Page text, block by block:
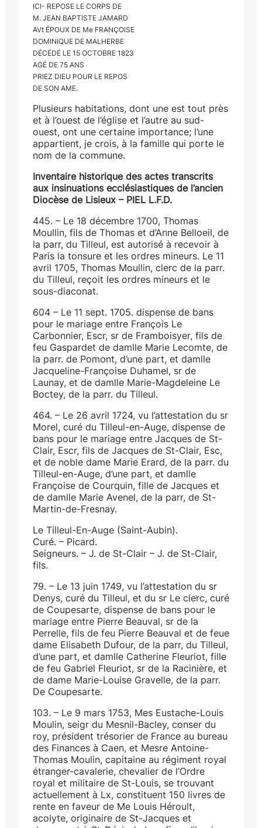
ICI- REPOSE LE CORPS DE
M. JEAN BAPTISTE JAMARD
AVt ÉPOUX DE Me FRANÇOISE
DOMINIQUE DE MALHERBE
DÉCÉDÉ LE 15 OCTOBRE 1823
AGÉ DE 75 ANS
PRIEZ DIEU POUR LE REPOS
DE SON AME.
Plusieurs habitations, dont une est tout près
et à l’ouest de l’église et l’autre au sud-
ouest, ont une certaine importance; l’une
appartient, je crois, à la famille qui porte le
nom de la commune.
Inventaire historique des actes transcrits
aux insinuations ecclésiastiques de l’ancien
Diocèse de Lisieux – PIEL L.F.D.
445. – Le 18 décembre 1700, Thomas
Moullin, fils de Thomas et d’Anne Belloeil, de
la parr, du Tilleul, est autorisé à recevoir à
Paris la tonsure et les ordres mineurs. Le 11
avril 1705, Thomas Moullin, clerc de la parr.
du Tilleul, reçoit les ordres mineurs et le
sous-diaconat.
604 – Le 11 sept. 1705. dispense de bans
pour le mariage entre François Le
Carbonnier, Escr, sr de Framboisyer, fils de
feu Gaspardet de damlle Marie Lecomte, de
la parr. de Pomont, d’une part, et damlle
Jacqueline-Françoise Duhamel, sr de
Launay, et de damlle Marie-Magdeleine Le
Boctey, de la parr. du Tilleul.
464. – Le 26 avril 1724, vu l’attestation du sr
Morel, curé du Tilleul-en-Auge, dispense de
bans pour le mariage entre Jacques de St-
Clair, Escr, fils de Jacques de St-Clair, Esc,
et de noble dame Marie Erard, de la parr. du
Tilleul-en-Auge, d’une part, et damlle
Françoise de Courquin, fille de Jacques et
de damlle Marie Avenel, de la parr, de St-
Martin-de-Fresnay.
Le Tilleul-En-Auge (Saint-Aubin).
Curé. – Picard.
Seigneurs. – J. de St-Clair – J. de St-Clair,
fils.
79. – Le 13 juin 1749, vu l’attestation du sr
Denys, curé du Tilleul, et du sr Le clerc, curé
de Coupesarte, dispense de bans pour le
mariage entre Pierre Beauval, sr de la
Perrelle, fils de feu Pierre Beauval et de feue
dame Elisabeth Dufour, de la parr, du Tilleul,
d’une part, et damlle Catherine Fleuriot, fille
de feu Gabriel Fleuriot, sr de la Racinière, et
de dame Marie-Louise Gravelle, de la parr.
De Coupesarte.
103. – Le 9 mars 1753, Mes Eustache-Louis
Moulin, seigr du Mesnil-Bacley, conser du
roy, président trésorier de France au bureau
des Finances à Caen, et Mesre Antoine-
Thomas Moulin, capitaine au régiment royal
étranger-cavalerie, chevalier de l’Ordre
royal et militaire de St-Louis, se trouvant
actuellement à Lx, constituent 150 livres de
rente en faveur de Me Louis Héroult,
acolyte, originaire de St-Jacques et